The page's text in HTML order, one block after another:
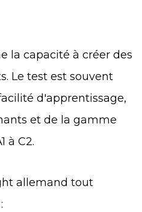
la capacité à créer des
Le test est souvent
d'apprentissage,
et de la gamme
à C2.
allemand tout